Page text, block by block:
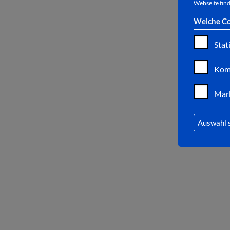
Webseite
Welche
Auswahl